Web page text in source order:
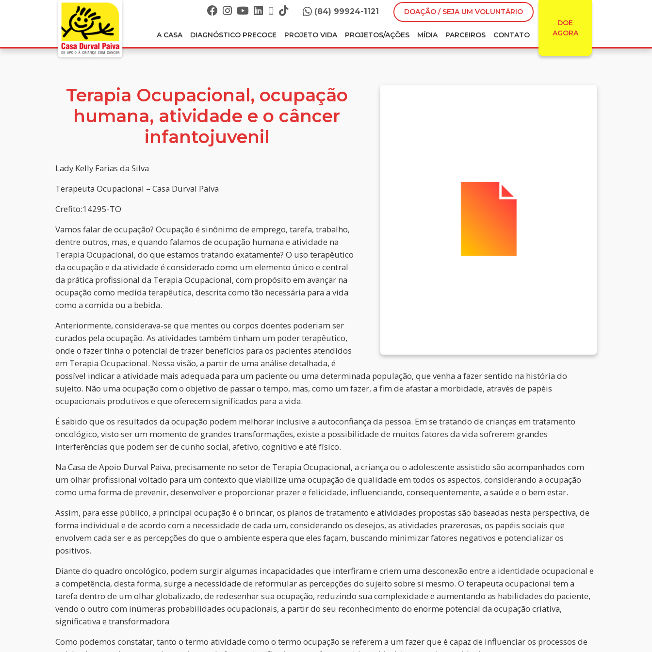
(84) 99924-1121
DOAÇÃO / SEJA UM VOLUNTÁRIO
DOE
AGORA
A CASA DIAGNÓSTICO PRECOCE PROJETO VIDA PROJETOS/AÇÕES MÍDIA PARCEIROS CONTATO
Terapia Ocupacional, ocupação
humana, atividade e o câncer
infantojuvenil
Lady Kelly Farias da Silva
Terapeuta Ocupacional – Casa Durval Paiva
Crefito:14295-TO
Vamos falar de ocupação? Ocupação é sinônimo de emprego, tarefa, trabalho,
dentre outros, mas, e quando falamos de ocupação humana e atividade na
Terapia Ocupacional, do que estamos tratando exatamente? O uso terapêutico
da ocupação e da atividade é considerado como um elemento único e central
da prática profissional da Terapia Ocupacional, com propósito em avançar na
ocupação como medida terapêutica, descrita como tão necessária para a vida
como a comida ou a bebida.
Anteriormente, considerava-se que mentes ou corpos doentes poderiam ser
curados pela ocupação. As atividades também tinham um poder terapêutico,
onde o fazer tinha o potencial de trazer benefícios para os pacientes atendidos
em Terapia Ocupacional. Nessa visão, a partir de uma análise detalhada, é
possível indicar a atividade mais adequada para um paciente ou uma determinada população, que venha a fazer sentido na história do
sujeito. Não uma ocupação com o objetivo de passar o tempo, mas, como um fazer, a fim de afastar a morbidade, através de papéis
ocupacionais produtivos e que oferecem significados para a vida.
É sabido que os resultados da ocupação podem melhorar inclusive a autoconfiança da pessoa. Em se tratando de crianças em tratamento
oncológico, visto ser um momento de grandes transformações, existe a possibilidade de muitos fatores da vida sofrerem grandes
interferências que podem ser de cunho social, afetivo, cognitivo e até físico.
Na Casa de Apoio Durval Paiva, precisamente no setor de Terapia Ocupacional, a criança ou o adolescente assistido são acompanhados com
um olhar profissional voltado para um contexto que viabilize uma ocupação de qualidade em todos os aspectos, considerando a ocupação
como uma forma de prevenir, desenvolver e proporcionar prazer e felicidade, influenciando, consequentemente, a saúde e o bem estar.
Assim, para esse público, a principal ocupação é o brincar, os planos de tratamento e atividades propostas são baseadas nesta perspectiva, de
forma individual e de acordo com a necessidade de cada um, considerando os desejos, as atividades prazerosas, os papéis sociais que
envolvem cada ser e as percepções do que o ambiente espera que eles façam, buscando minimizar fatores negativos e potencializar os
positivos.
Diante do quadro oncológico, podem surgir algumas incapacidades que interfiram e criem uma desconexão entre a identidade ocupacional e
a competência, desta forma, surge a necessidade de reformular as percepções do sujeito sobre si mesmo. O terapeuta ocupacional tem a
tarefa dentro de um olhar globalizado, de redesenhar sua ocupação, reduzindo sua complexidade e aumentando as habilidades do paciente,
vendo o outro com inúmeras probabilidades ocupacionais, a partir do seu reconhecimento do enorme potencial da ocupação criativa,
significativa e transformadora
Como podemos constatar, tanto o termo atividade como o termo ocupação se referem a um fazer que é capaz de influenciar os processos de